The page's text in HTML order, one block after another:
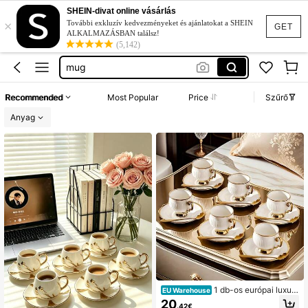
GET
×
SHEIN-divat online vásárlás
További exkluzív kedvezményeket és ajánlatokat a SHEIN
ALKALMAZÁSBAN találsz!
(5,142)
kávés csésze
kávés készlet
mug
kávéscsésze
Recommended Most Popular Price
Szűrő
Anyag
EU Warehouse 1 db-os európai luxus
aranyperemes kerámia kávéscsész
20.42€